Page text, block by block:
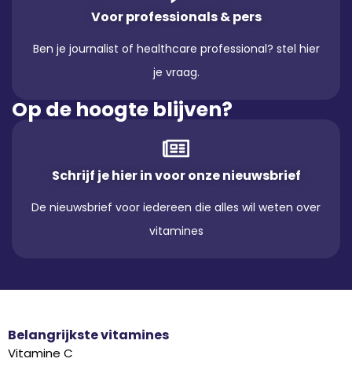
Voor professionals & pers
Ben je journalist of healthcare professional? stel hier
je vraag.
Op de hoogte blijven?
Schrijf je hier in voor onze nieuwsbrief
De nieuwsbrief voor iedereen die alles wil weten over
vitamines
Belangrijkste vitamines
Vitamine C